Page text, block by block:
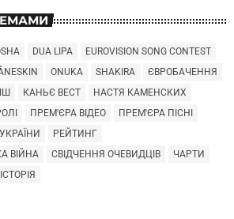
DUA LIPA
EUROVISION SONG CONTEST
ONUKA SHAKIRA
ЄВРОБАЧЕННЯ
КАНЬЄ ВЕСТ
НАСТЯ КАМЕНСКИХ
ПРЕМ'ЄРА ВІДЕО
ПРЕМ'ЄРА ПІСНІ
РЕЙТИНГ
ВІЙНА
СВІДЧЕННЯ ОЧЕВИДЦІВ
ЧАРТИ
ІСТОРІЯ